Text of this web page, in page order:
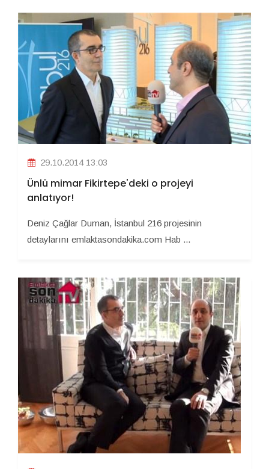
29.10.2014 13:03
Ünlü mimar Fikirtepe'deki o projeyi
anlatıyor!
Deniz Çağlar Duman, İstanbul 216 projesinin
detaylarını emlaktasondakika.com Hab ...